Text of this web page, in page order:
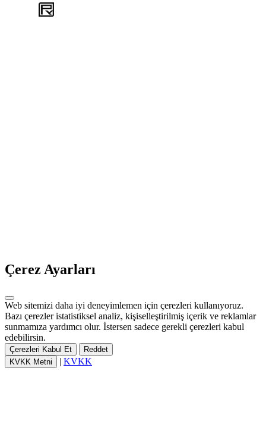
Çerez Ayarları
Web sitemizi daha iyi deneyimlemen için çerezleri kullanıyoruz.
Bazı çerezler istatistiksel analiz, kişiselleştirilmiş içerik ve reklamlar
sunmamıza yardımcı olur. İstersen sadece gerekli çerezleri kabul
edebilirsin.
Çerezleri Kabul Et
Reddet
KVKK Metni
| KVKK